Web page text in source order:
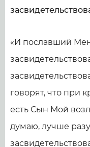
«И пославший
говорят, что при
есть Сын Мой
думаю, лучше